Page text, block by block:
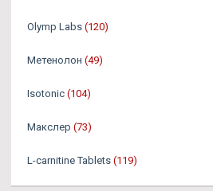
Olymp Labs (120)
Метенолон (49)
Isotonic (104)
Макслер (73)
L-carnitine Tablets (119)